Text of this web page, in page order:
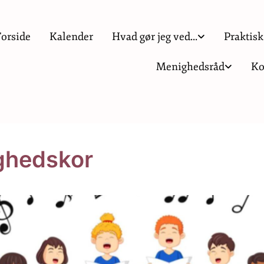
Kalender Hvad gør jeg ved... Praktisk
Menighedsråd